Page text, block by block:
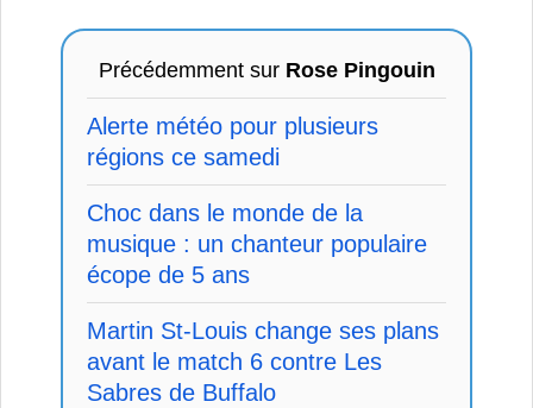
Précédemment sur Rose Pingouin
Alerte météo pour plusieurs
régions ce samedi
Choc dans le monde de la
musique : un chanteur populaire
écope de 5 ans
Martin St-Louis change ses plans
avant le match 6 contre Les
Sabres de Buffalo